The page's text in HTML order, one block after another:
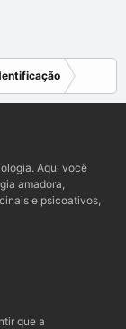
Aqui você
amadora,
e psicoativos,
que a